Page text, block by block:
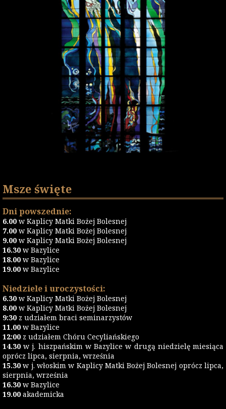
Msze święte
Dni powszednie:
6.00 w Kaplicy Matki Bożej Bolesnej
7.00 w Kaplicy Matki Bożej Bolesnej
9.00 w Kaplicy Matki Bożej Bolesnej
16.30 w Bazylice
18.00 w Bazylice
19.00 w Bazylice
Niedziele i uroczystości:
6.30 w Kaplicy Matki Bożej Bolesnej
8.00 w Kaplicy Matki Bożej Bolesnej
9:30 z udziałem braci seminarzystów
11.00 w Bazylice
12:00 z udziałem Chóru Cecyliańskiego
14.30 w j. hiszpańskim w Bazylice w drugą niedzielę miesiąca
oprócz lipca, sierpnia, września
15.30 w j. włoskim w Kaplicy Matki Bożej Bolesnej oprócz lipca,
sierpnia, września
16.30 w Bazylice
19.00 akademicka